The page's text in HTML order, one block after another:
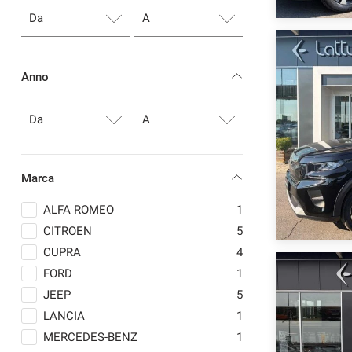
Anno
Marca
ALFA ROMEO
1
CITROEN
5
CUPRA
4
FORD
1
JEEP
5
LANCIA
1
MERCEDES-BENZ
1